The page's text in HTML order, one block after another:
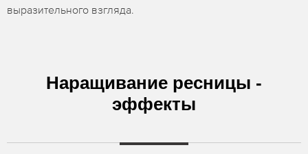
выразительного взгляда.
Наращивание ресницы -
эффекты